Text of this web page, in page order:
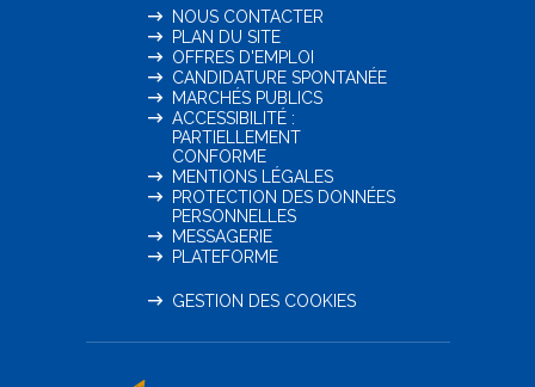
NOUS CONTACTER
PLAN DU SITE
OFFRES D'EMPLOI
CANDIDATURE SPONTANÉE
MARCHÉS PUBLICS
ACCESSIBILITÉ :
PARTIELLEMENT
CONFORME
MENTIONS LÉGALES
PROTECTION DES DONNÉES
PERSONNELLES
MESSAGERIE
PLATEFORME
GESTION DES COOKIES